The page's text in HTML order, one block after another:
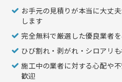
お手元の見積りが本当に大丈
します
完全無料で厳選した優良業者
ひび割れ・剥がれ・シロアリ
施工中の業者に対する心配や
歓迎